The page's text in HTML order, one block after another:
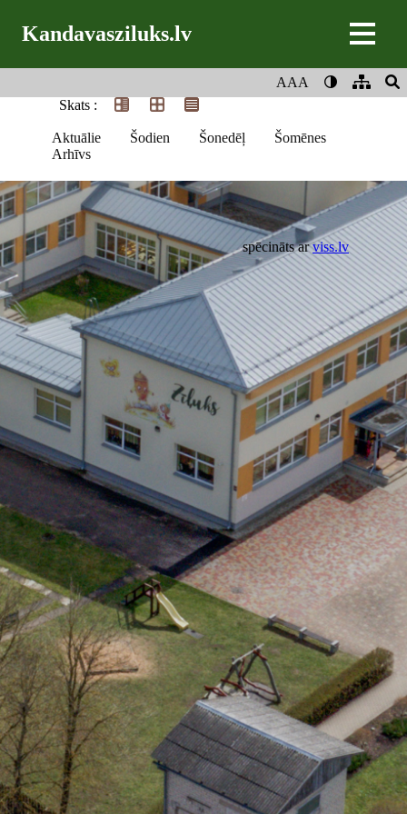
Kandavasziluks.lv
AAA
Skats :
Aktuālie Šodien Šonedēļ
Šomēnes
Arhīvs
spēcināts arviss.lv